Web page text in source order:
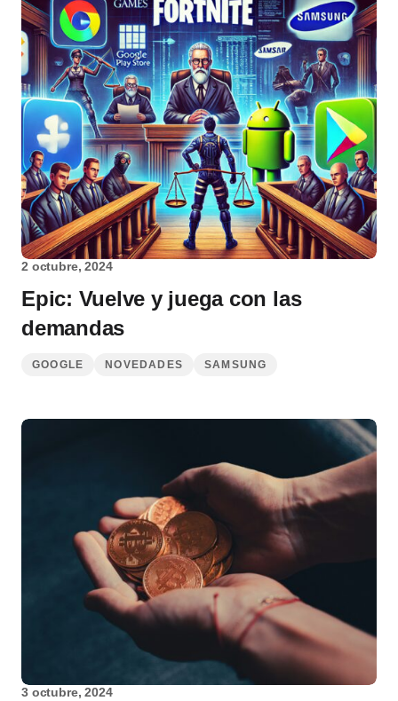
2 octubre, 2024
Epic: Vuelve y juega con las
demandas
GOOGLE NOVEDADES SAMSUNG
3 octubre, 2024